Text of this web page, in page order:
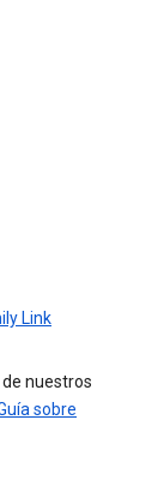
Link
nuestros
sobre